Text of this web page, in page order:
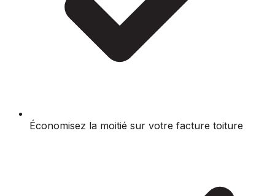
Économisez la moitié sur votre facture toiture